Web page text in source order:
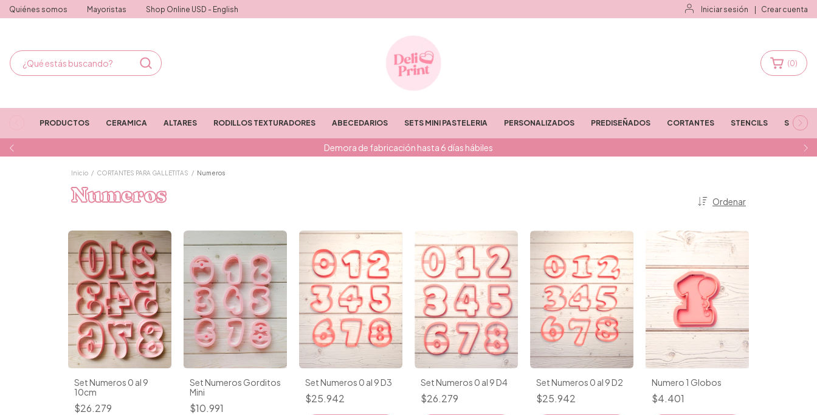
Quiénes somos Mayoristas Shop Online USD - English Iniciar sesión Crear cuenta
Demora de fabricación hasta 6 días hábiles
(0)
PRODUCTOS CERAMICA ALTARES RODILLOS TEXTURADORES ABECEDARIOS SETS MINI PASTELERIA PERSONALIZADOS PREDISEÑADOS CORTANTES STENCILS STAMPS
Inicio / CORTANTES PARA GALLETITAS / Numeros
Numeros Ordenar
Set Numeros 0 al 9
10cm
$26.279
Set Numeros Gorditos
Mini
$10.991
Set Numeros 0 al 9 D3
$25.942
Set Numeros 0 al 9 D4
$26.279
Set Numeros 0 al 9 D2
$25.942
Numero 1 Globos
$4.401